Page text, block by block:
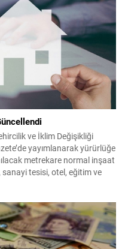
ve İklim Değişikliği
yayımlanarak yürürlüğe
metrekare normal inşaat
tesisi, otel, eğitim ve
esas alınacak maliyetlerini